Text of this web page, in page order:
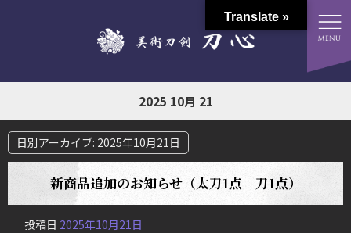
2025 10月 21
日別アーカイブ: 2025年10月21日
新商品追加のお知らせ（太刀1点 刀1点）
投稿日 2025年10月21日
Translate »